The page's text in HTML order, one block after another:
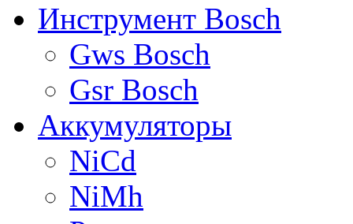
Инструмент Bosch
Gws Bosch
Gsr Bosch
Аккумуляторы
NiCd
NiMh